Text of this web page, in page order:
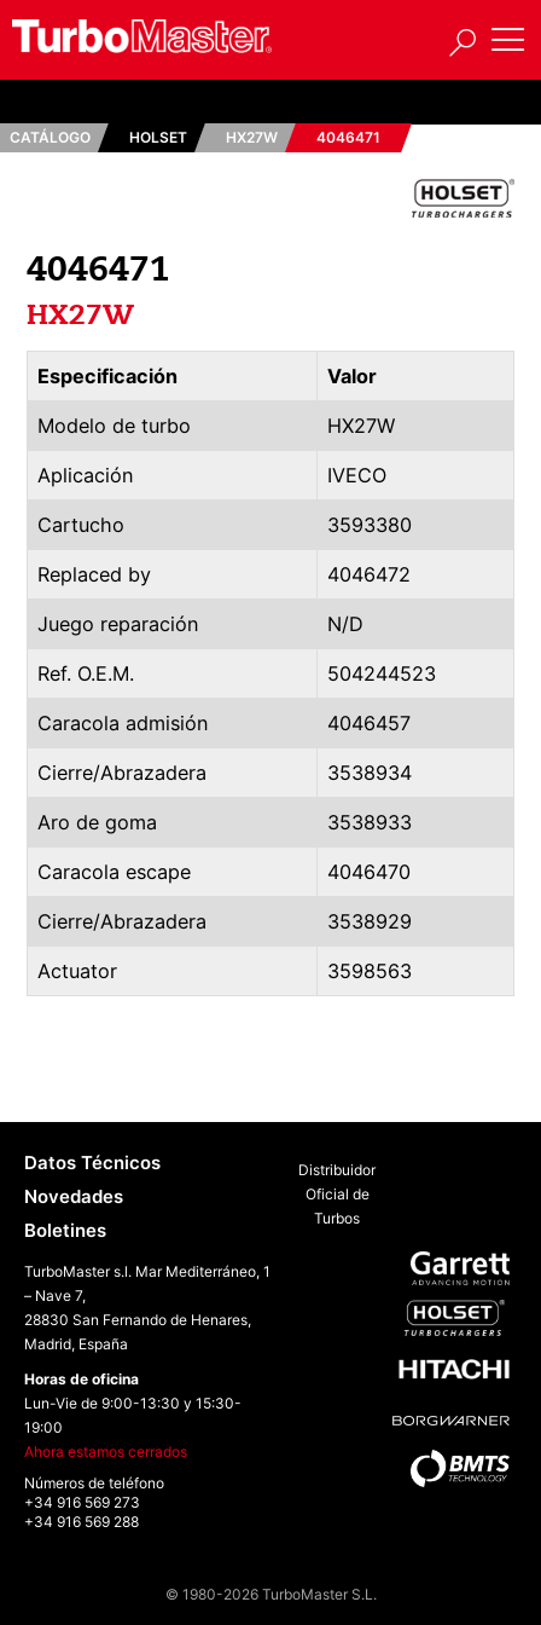
CATÁLOGO HOLSET HX27W 4046471
4046471
HX27W
Especificación Valor
Modelo de turbo HX27W
Aplicación IVECO
Cartucho 3593380
Replaced by 4046472
Juego reparación N/D
Ref. O.E.M. 504244523
Caracola admisión 4046457
Cierre/Abrazadera 3538934
Aro de goma 3538933
Caracola escape 4046470
Cierre/Abrazadera 3538929
Actuator 3598563
Distribuidor
Oficial de
Turbos
Datos Técnicos
Novedades
Boletines
TurboMaster s.l. Mar Mediterráneo, 1
– Nave 7,
28830 San Fernando de Henares,
Madrid, España
Horas de oficina
Lun-Vie de 9:00-13:30 y 15:30-
19:00
Ahora estamos cerrados
Números de teléfono
+34 916 569 273
+34 916 569 288
© 1980-2026 TurboMaster S.L.